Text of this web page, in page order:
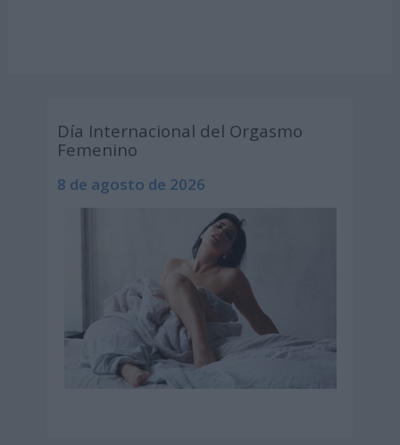
Día Internacional del Orgasmo
Femenino
8 de agosto de 2026